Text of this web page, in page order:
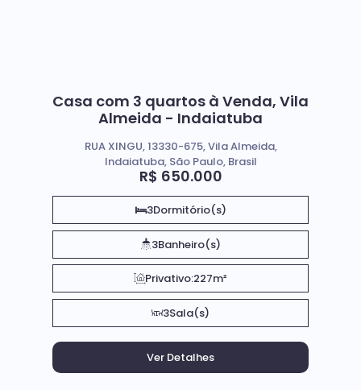
Casa com 3 quartos à Venda, Vila
Almeida - Indaiatuba
R$ 650.000
RUA XINGU, 13330-675, Vila Almeida,
Indaiatuba, São Paulo, Brasil
3Dormitório(s)
3Banheiro(s)
Privativo:227m²
3Sala(s)